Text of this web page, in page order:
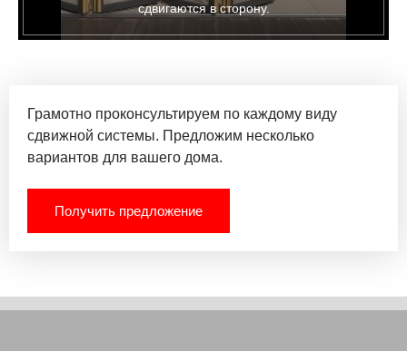
сдвигаются в сторону.
Грамотно проконсультируем по каждому виду
сдвижной системы. Предложим несколько
вариантов для вашего дома.
Получить предложение